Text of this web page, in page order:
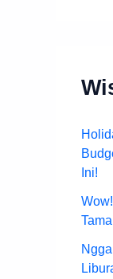
Ini!